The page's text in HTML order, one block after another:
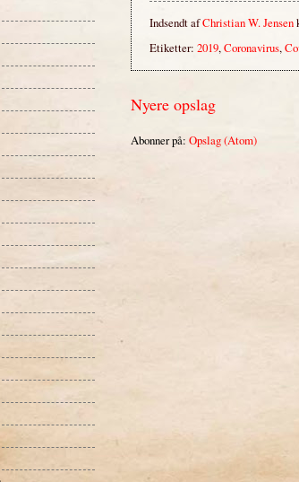
Indsendt afChristian W. Jensen
Etiketter: 2019,Coronavirus,
Nyere opslag
Abonner på: Opslag (Atom)